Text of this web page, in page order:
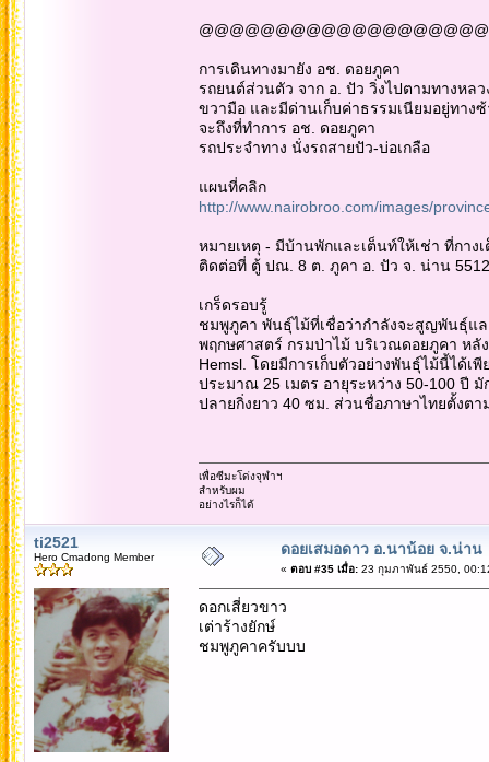
การเดินทางมายัง อช. ดอยภูคา
รถยนต์ส่วนตัว จาก อ. ปัว วิ่งไปตามทางหล
ขวามือ และมีด่านเก็บค่าธรรมเนียมอยู่ทาง
จะถึงที่ทำการ อช. ดอยภูคา
รถประจำทาง นั่งรถสายปัว-บ่อเกลือ
แผนที่คลิก
http://www.nairobroo.com/images/
หมายเหตุ - มีบ้านพักและเต็นท์ให้เช่า ที่กา
ติดต่อที่ ตู้ ปณ. 8 ต. ภูคา อ. ปัว จ. น่าน
เกร็ดรอบรู้
ชมพูภูคา พันธุ์ไม้ที่เชื่อว่ากำลังจะสูญพันธุ์แ
พฤกษศาสตร์ กรมป่าไม้ บริเวณดอยภูคา หลั
Hemsl. โดยมีการเก็บตัวอย่างพันธุ์ไม้นี้ได้
ประมาณ 25 เมตร อายุระหว่าง 50-100 ปี
ปลายกิ่งยาว 40 ซม. ส่วนชื่อภาษาไทยตั้งต
เพื่อซีมะโด่งจุฬาฯ
สำหรับผม
อย่างไรก็ได้
ti2521
Hero Cmadong Member ดอยเสมอดาว อ.นาน้อย จ.น่าน
« ตอบ #35 เมื่อ:23 กุมภาพันธ์ 2550,
ดอกเสี่ยวขาว
เต่าร้างยักษ์
ชมพูภูคาครับบบ